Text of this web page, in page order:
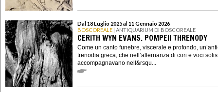
Dal 18 Luglio 2025 al 11 Gennaio 2026
BOSCOREALE | ANTIQUARIUM DI BOSCOREALE
CERITH WYN EVANS. POMPEII THRENODY
Come un canto funebre, viscerale e profondo,
trenodia greca, che nell’alternanza di cori e voci
accompagnavano nell&rsqu...